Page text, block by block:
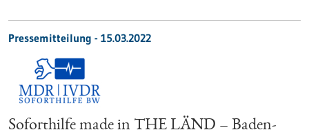
Pressemitteilung - 15.03.2022
Soforthilfe made in THE LÄND – Baden-